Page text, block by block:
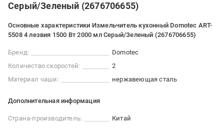
Серый/Зеленый (2676706655)
Основные характеристики Измельчитель кухонный Domotec ART-
5508 4 лезвия 1500 Вт 2000 мл Серый/Зеленый (2676706655)
Бренд:
Domotec
Количество скоростей:
2
Материал чаши:
нержавеющая сталь
Дополнительная информация
Страна-производитель: Китай